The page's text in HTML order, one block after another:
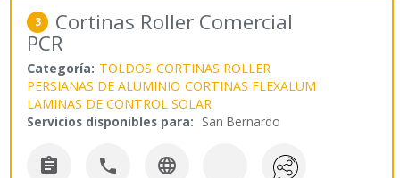
3 Cortinas Roller Comercial
PCR
Categoría: TOLDOS CORTINAS ROLLER
PERSIANAS DE ALUMINIO CORTINAS FLEXALUM
LAMINAS DE CONTROL SOLAR
Servicios disponibles para: San Bernardo
  